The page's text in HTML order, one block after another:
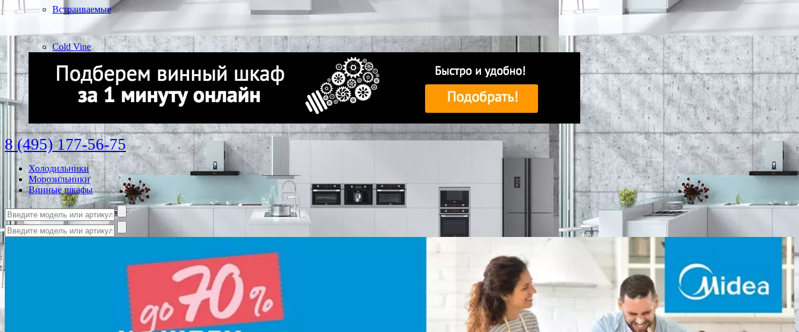
Встраиваемые
Cold Vine
8 (495) 177-56-75
Холодильники
Морозильники
Винные шкафы